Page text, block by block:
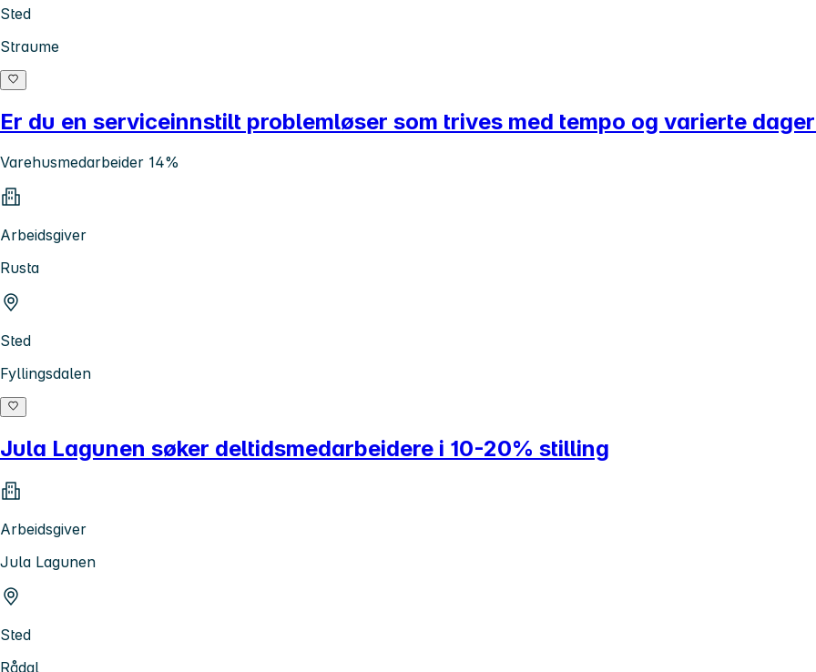
Sted
Straume
Er du en serviceinnstilt problemløser som trives med tempo og varierte
Varehusmedarbeider 14%
Arbeidsgiver
Rusta
Sted
Fyllingsdalen
Jula Lagunen søker deltidsmedarbeidere i 10-20% stilling
Arbeidsgiver
Jula Lagunen
Sted
Rådal